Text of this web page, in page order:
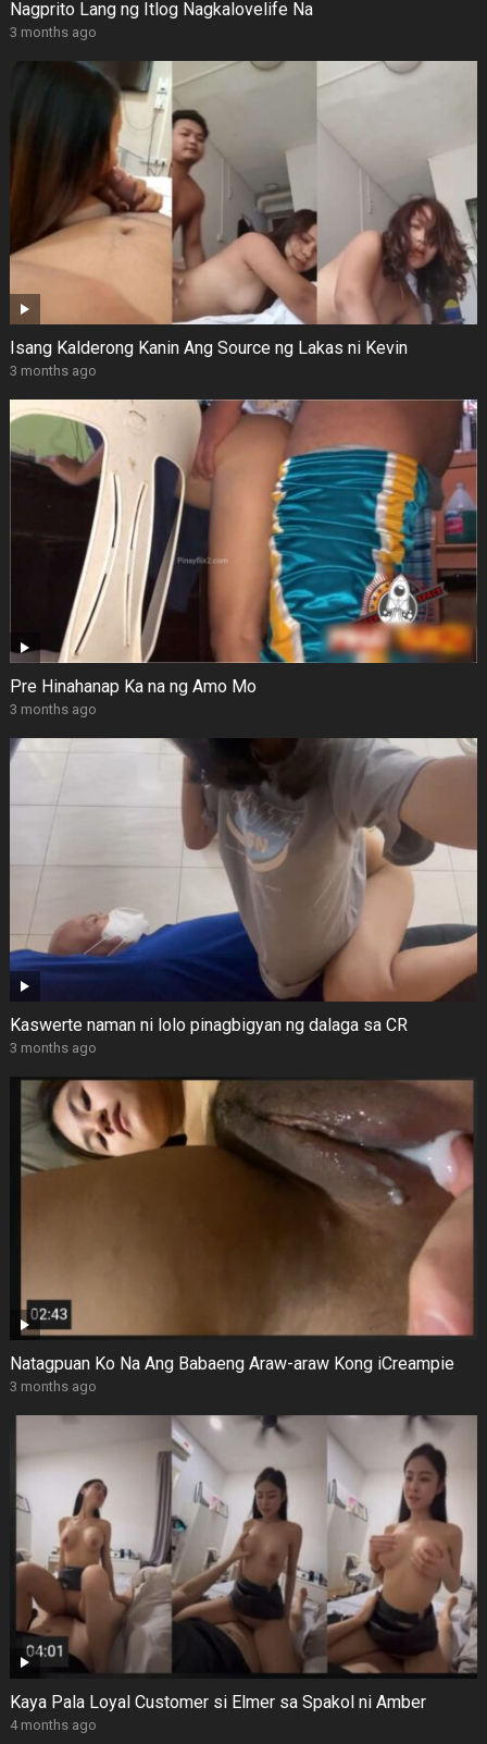
Nagprito Lang ng Itlog Nagkalovelife Na
3 months ago
Isang Kalderong Kanin Ang Source ng Lakas ni Kevin
3 months ago
Pre Hinahanap Ka na ng Amo Mo
3 months ago
Kaswerte naman ni lolo pinagbigyan ng dalaga sa CR
3 months ago
Natagpuan Ko Na Ang Babaeng Araw-araw Kong iCreampie
3 months ago
Kaya Pala Loyal Customer si Elmer sa Spakol ni Amber
4 months ago